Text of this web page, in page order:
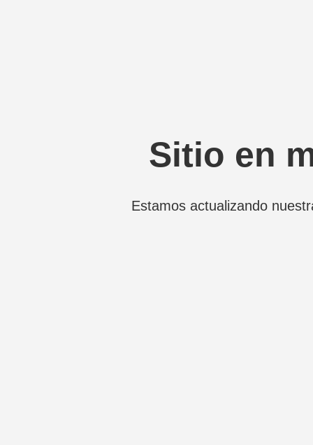
Sitio en
Estamos actualizando